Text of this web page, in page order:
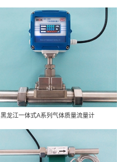
黑龙江一体式A系列气体质量流量计